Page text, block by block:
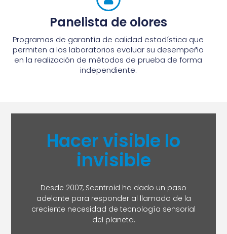
Panelista de olores
Programas de garantía de calidad estadística que
permiten a los laboratorios evaluar su desempeño
en la realización de métodos de prueba de forma
independiente.
Hacer visible lo
invisible
Desde 2007, Scentroid ha dado un paso
adelante para responder al llamado de la
creciente necesidad de tecnología sensorial
del planeta.